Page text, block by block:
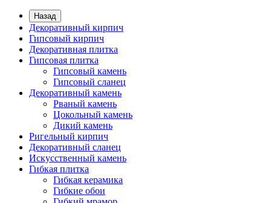
Назад
Декоративный кирпич
Гипсовый кирпич
Декоративная плитка
Гипсовая плитка
Гипсовый камень
Гипсовый сланец
Декоративный камень
Рваный камень
Цокольный камень
Дикий камень
Ригельный кирпич
Декоративный сланец
Искусственный камень
Гибкая плитка
Гибкая керамика
Гибкие обои